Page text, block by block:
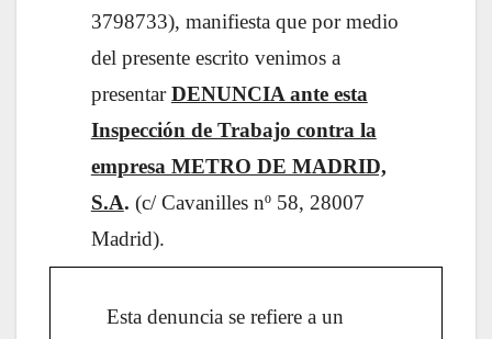
3798733), manifiesta que por medio
del presente escrito venimos a
presentarDENUNCIA ante esta
Inspección de Trabajo contra la
empresa METRO DE MADRID,
S.A. (c/ Cavanilles nº 58, 28007
Madrid).
Esta denuncia se refiere a un